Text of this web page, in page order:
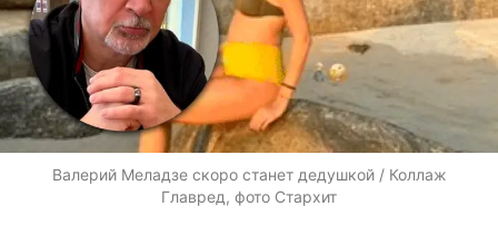
Валерий Меладзе скоро станет дедушкой / Коллаж
Главред, фото Стархит